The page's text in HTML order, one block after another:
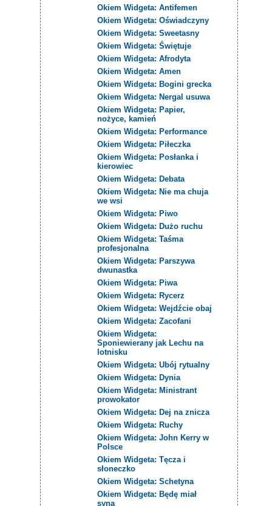
Okiem Widgeta: Antifemen
Okiem Widgeta: Oświadczyny
Okiem Widgeta: Sweetasny
Okiem Widgeta: Świętuje
Okiem Widgeta: Afrodyta
Okiem Widgeta: Amen
Okiem Widgeta: Bogini grecka
Okiem Widgeta: Nergal usuwa
Okiem Widgeta: Papier,
nożyce, kamień
Okiem Widgeta: Performance
Okiem Widgeta: Piłeczka
Okiem Widgeta: Posłanka i
kierowiec
Okiem Widgeta: Debata
Okiem Widgeta: Nie ma chuja
we wsi
Okiem Widgeta: Piwo
Okiem Widgeta: Dużo ruchu
Okiem Widgeta: Taśma
profesjonalna
Okiem Widgeta: Parszywa
dwunastka
Okiem Widgeta: Piwa
Okiem Widgeta: Rycerz
Okiem Widgeta: Wejdźcie obaj
Okiem Widgeta: Zacofani
Okiem Widgeta:
Sponiewierany jak Lechu na
lotnisku
Okiem Widgeta: Ubój rytualny
Okiem Widgeta: Dynia
Okiem Widgeta: Ministrant
prowokator
Okiem Widgeta: Dej na znicza
Okiem Widgeta: Ruchy
Okiem Widgeta: John Kerry w
Polsce
Okiem Widgeta: Tęcza i
słoneczko
Okiem Widgeta: Schetyna
Okiem Widgeta: Będę miał
syna